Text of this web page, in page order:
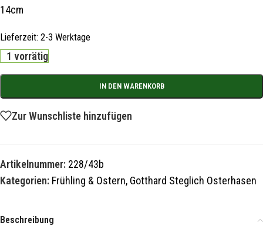
14cm
Lieferzeit: 2-3 Werktage
1 vorrätig
IN DEN WARENKORB
Zur Wunschliste hinzufügen
Artikelnummer: 228/43b
Kategorien: Frühling & Ostern, Gotthard Steglich Osterhasen
Beschreibung